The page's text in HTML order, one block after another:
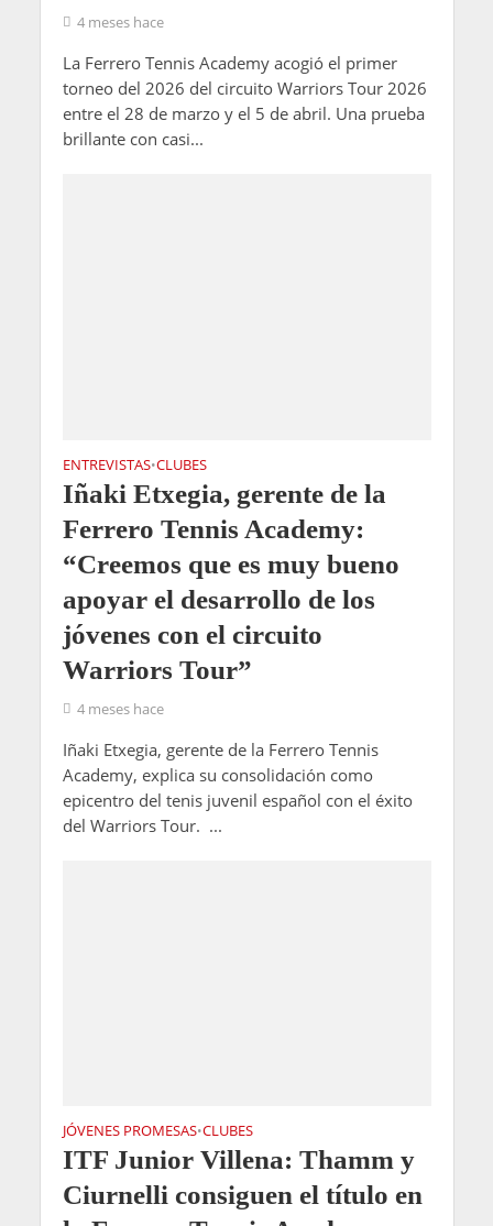
4 meses hace
La Ferrero Tennis Academy acogió el primer
torneo del 2026 del circuito Warriors Tour 2026
entre el 28 de marzo y el 5 de abril. Una prueba
brillante con casi...
ENTREVISTAS•CLUBES
Iñaki Etxegia, gerente de la
Ferrero Tennis Academy:
“Creemos que es muy bueno
apoyar el desarrollo de los
jóvenes con el circuito
Warriors Tour”
4 meses hace
Iñaki Etxegia, gerente de la Ferrero Tennis
Academy, explica su consolidación como
epicentro del tenis juvenil español con el éxito
del Warriors Tour. ...
JÓVENES PROMESAS•CLUBES
ITF Junior Villena: Thamm y
Ciurnelli consiguen el título en